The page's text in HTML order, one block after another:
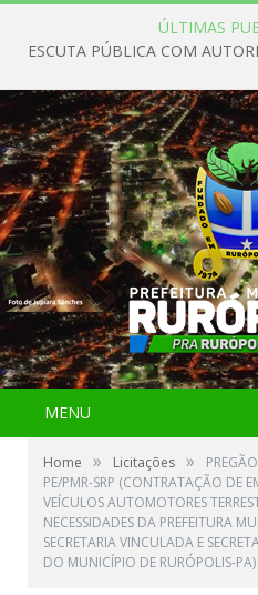
ÚLTIMAS
MENU
Home » Licitações »
PE/PMR-SRP (CONTRATAÇÃO DE
VEÍCULOS AUTOMOTORES
NECESSIDADES DA PREFEITURA
SECRETARIA VINCULADA E
DO MUNICÍPIO DE RURÓPOLIS-PA)